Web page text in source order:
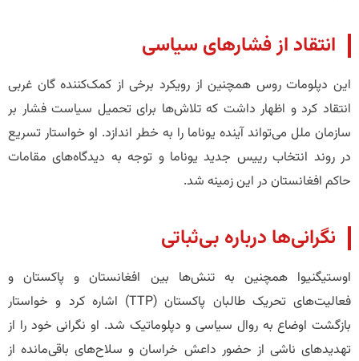
انتقاد از فشارهای سیاسی
این دپلومات روس همچنین از رویکرد برخی از کمک‌کننده گان غربی
انتقاد کرد و اظهار داشت که تلاش‌ها برای تحمیل سیاست فشار بر
سازمان ملل می‌تواند آینده یوناما را به خطر اندازد. او خواستار تسریع
در روند انتخاب رییس جدید یوناما و توجه به دیدگاه‌های مقامات
حاکم افغانستان در این زمینه شد.
نگرانی‌ها درباره بی‌ثباتی
اوستیگنیوا همچنین به تنش‌ها بین افغانستان و پاکستان و
فعالیت‌های تحریک طالبان پاکستان (TTP) اشاره کرد و خواستار
بازگشت اوضاع به روال سیاسی و دپلوماتیک شد. او نگرانی خود را از
تهدیدهای ناشی از حضور داعش خراسان و سلاح‌های باقی‌مانده از